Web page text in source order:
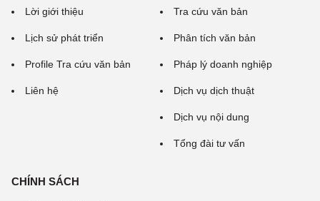
Lời giới thiệu
Lịch sử phát triển
Profile Tra cứu văn bản
Liên hệ
Tra cứu văn bản
Phân tích văn bản
Pháp lý doanh nghiệp
Dịch vụ dịch thuật
Dịch vụ nội dung
Tổng đài tư vấn
CHÍNH SÁCH